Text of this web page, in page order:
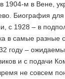
1904-м в Вене,
Биография
с 1928 – в
в самые разные
году –
и с подачи
не совсем